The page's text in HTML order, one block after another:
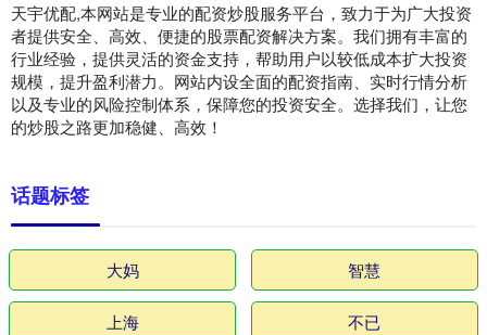
天宇优配,本网站是专业的配资炒股服务平台，致力于为广大投资
者提供安全、高效、便捷的股票配资解决方案。我们拥有丰富的
行业经验，提供灵活的资金支持，帮助用户以较低成本扩大投资
规模，提升盈利潜力。网站内设全面的配资指南、实时行情分析
以及专业的风险控制体系，保障您的投资安全。选择我们，让您
的炒股之路更加稳健、高效！
话题标签
大妈 智慧
上海 不已